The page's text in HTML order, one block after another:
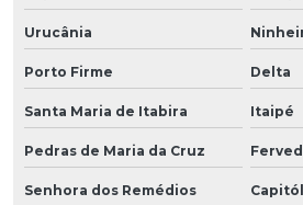
Urucânia
Porto Firme Delta
Santa Maria de Itabira Itaipé
Pedras de Maria da Cruz
Senhora dos Remédios